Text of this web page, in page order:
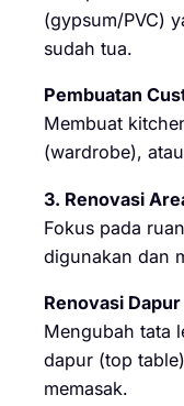
(gypsum/PVC)
sudah tua.
Pembuatan
Membuat
(wardrobe),
3. Renovasi
Fokus pada
digunakan dan
Renovasi Dapur
Mengubah tata
dapur (top
memasak.